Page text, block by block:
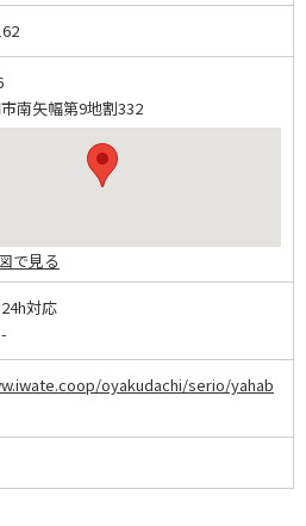
南矢幅第9地割332
で見る
24h対応
-
oyakudachi/serio/yahab